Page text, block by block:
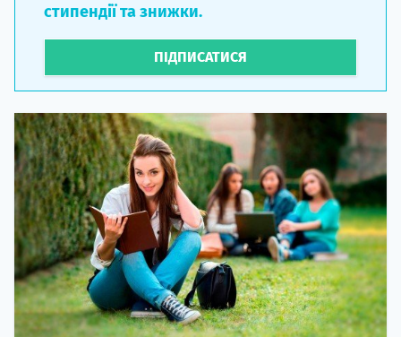
стипендії та знижки.
ПІДПИСАТИСЯ